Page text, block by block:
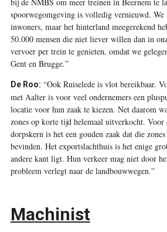
bij de NMBS om meer treinen in Beernem te
spoorwegomgeving is volledig vernieuwd.
inwoners, maar het hinterland meegerekend
50.000 mensen die niet liever willen dan in
vervoer per trein te genieten, omdat we
Gent en Brugge.”
De Roo: “Ook Ruiselede is vlot bereikbaar.
met Aalter is voor veel ondernemers een
locatie voor hun zaak te kiezen. Net daarom
zones op korte tijd helemaal uitverkocht. Voor
dorpskern is het een gouden zaak dat die
bevinden. Het exportslachthuis is het enige
andere kant ligt. Hun verkeer mag niet door
probleem verlegt naar de landbouwwegen.”
Machinist